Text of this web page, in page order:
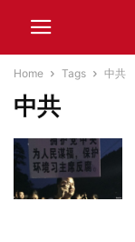
Home Tags 中共
中共